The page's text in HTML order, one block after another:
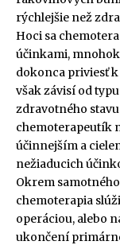
rýchlejšie než
Hoci sa
účinkami,
dokonca priviesť
však závisí od
zdravotného
chemoterapeutík
účinnejším a
nežiaducich
Okrem
chemoterapia
operáciou, alebo
ukončení